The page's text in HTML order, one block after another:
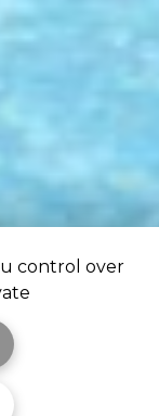
control over